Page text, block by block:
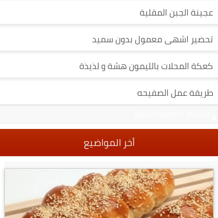
عجينة الجبن المقلية
تحضير اشهى معمول بدون سميد
كعكة المحلات بالليمون هشة و لذيذة
طريقة عمل الصفيحه
أخر المواضيع